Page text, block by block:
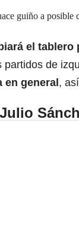
guiño a
el
partidos de
general ,